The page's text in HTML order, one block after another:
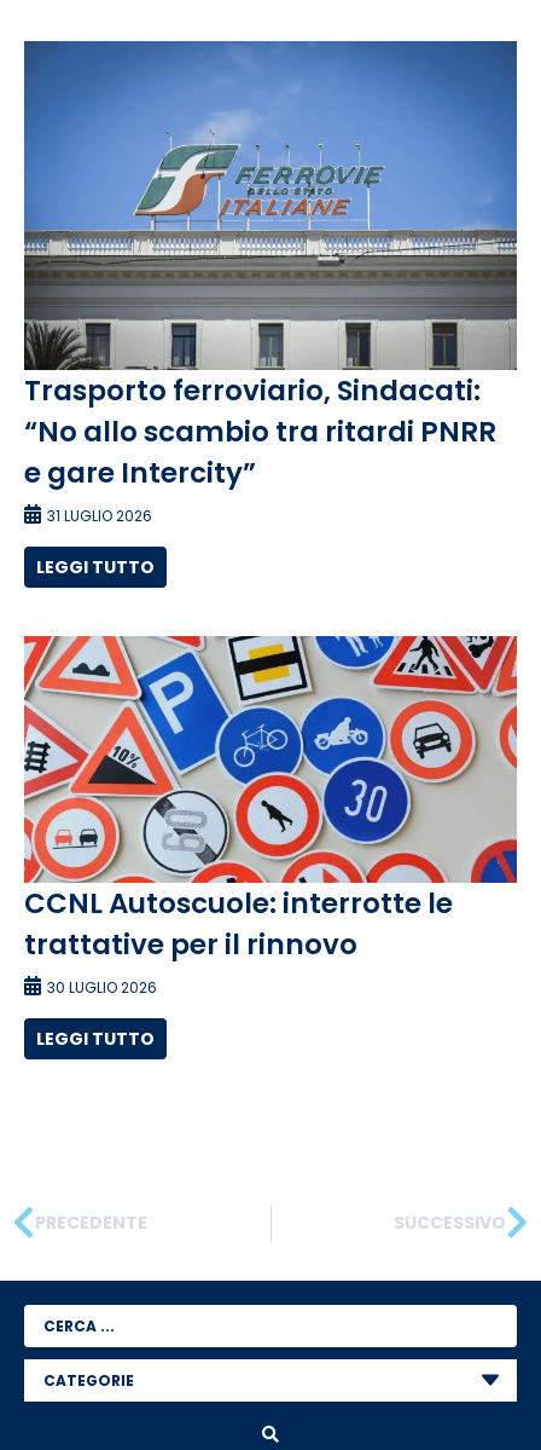
Trasporto ferroviario, Sindacati:
“No allo scambio tra ritardi PNRR
e gare Intercity”
31 LUGLIO 2026
LEGGI TUTTO
CCNL Autoscuole: interrotte le
trattative per il rinnovo
30 LUGLIO 2026
LEGGI TUTTO
PRECEDENTE SUCCESSIVO